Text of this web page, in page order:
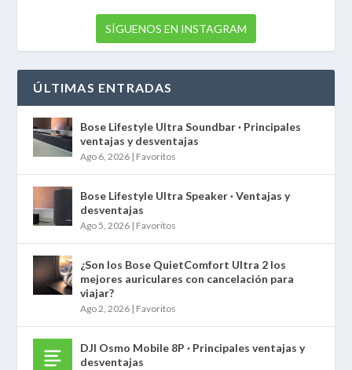
SÍGUENOS EN INSTAGRAM
ÚLTIMAS ENTRADAS
Bose Lifestyle Ultra Soundbar · Principales
ventajas y desventajas
Ago 6, 2026 | Favoritos
Bose Lifestyle Ultra Speaker · Ventajas y
desventajas
Ago 5, 2026 | Favoritos
¿Son los Bose QuietComfort Ultra 2 los
mejores auriculares con cancelación para
viajar?
Ago 2, 2026 | Favoritos
DJI Osmo Mobile 8P · Principales ventajas y
desventajas